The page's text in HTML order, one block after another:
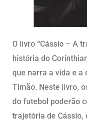
O livro “Cássio – A
história do
que narra a vida e a
Timão. Neste livro,
do futebol poderão
trajetória de Cássio,